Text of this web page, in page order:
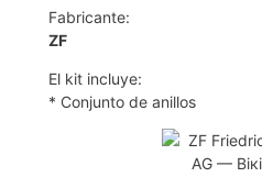
Fabricante:
ZF
El kit incluye:
* Conjunto de anillos